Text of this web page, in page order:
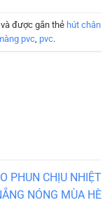
được gắn thẻ hút chân
pvc pvc.
PHUN CHỊU NHIỆT
NÓNG MÙA HÈ